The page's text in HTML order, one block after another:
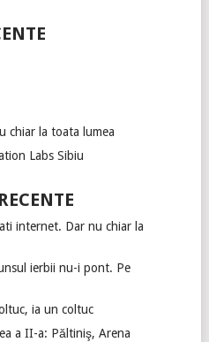
chiar la toata lumea
Labs Sibiu
internet. Dar nu chiar la
ierbii nu-i pont. Pe
ia un coltuc
a II-a: Păltiniş, Arena